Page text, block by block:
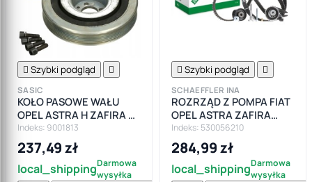
 Szybki podgląd 
SASIC
KOŁO PASOWE WAŁU
OPEL ASTRA H ZAFIRA B
VECTRA FIAT BRAVO
PUNTO 1.9CDTI JTD
Indeks: 9001813
237,49 zł
local_shippingDarmowa
wysyłka
 Szybki podgląd 
SCHAEFFLER INA
ROZRZĄD Z POMPA FIAT
OPEL ASTRA ZAFIRA
VECTRA INSIGNIA A 1.9
2.0CDTI
Indeks: 530056210
284,99 zł
local_shippingDarmowa
wysyłka